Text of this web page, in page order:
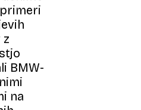
z
BMW-
na